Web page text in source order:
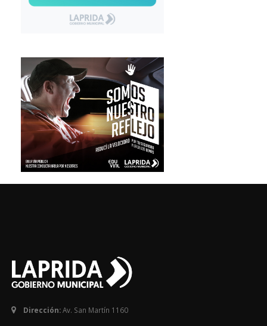
Dirección:Av. San Martín 1160